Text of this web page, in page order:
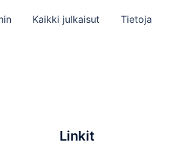
Kaikki julkaisut Tietoja
Linkit